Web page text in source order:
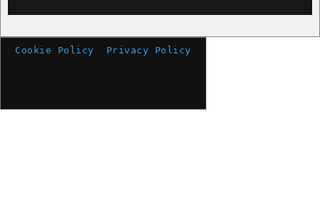
Cookie Policy Privacy Policy